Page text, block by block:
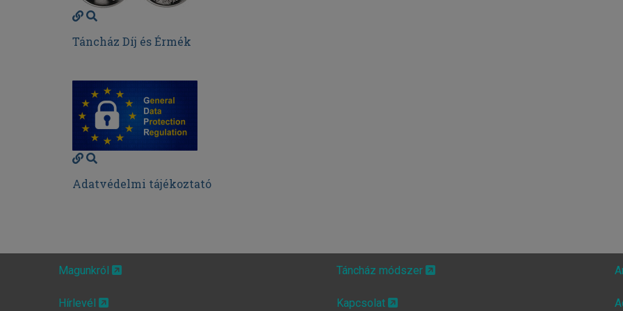
Táncház Díj és Érmék
Adatvédelmi tájékoztató
Magunkról Táncház módszer
Hírlevél Kapcsolat